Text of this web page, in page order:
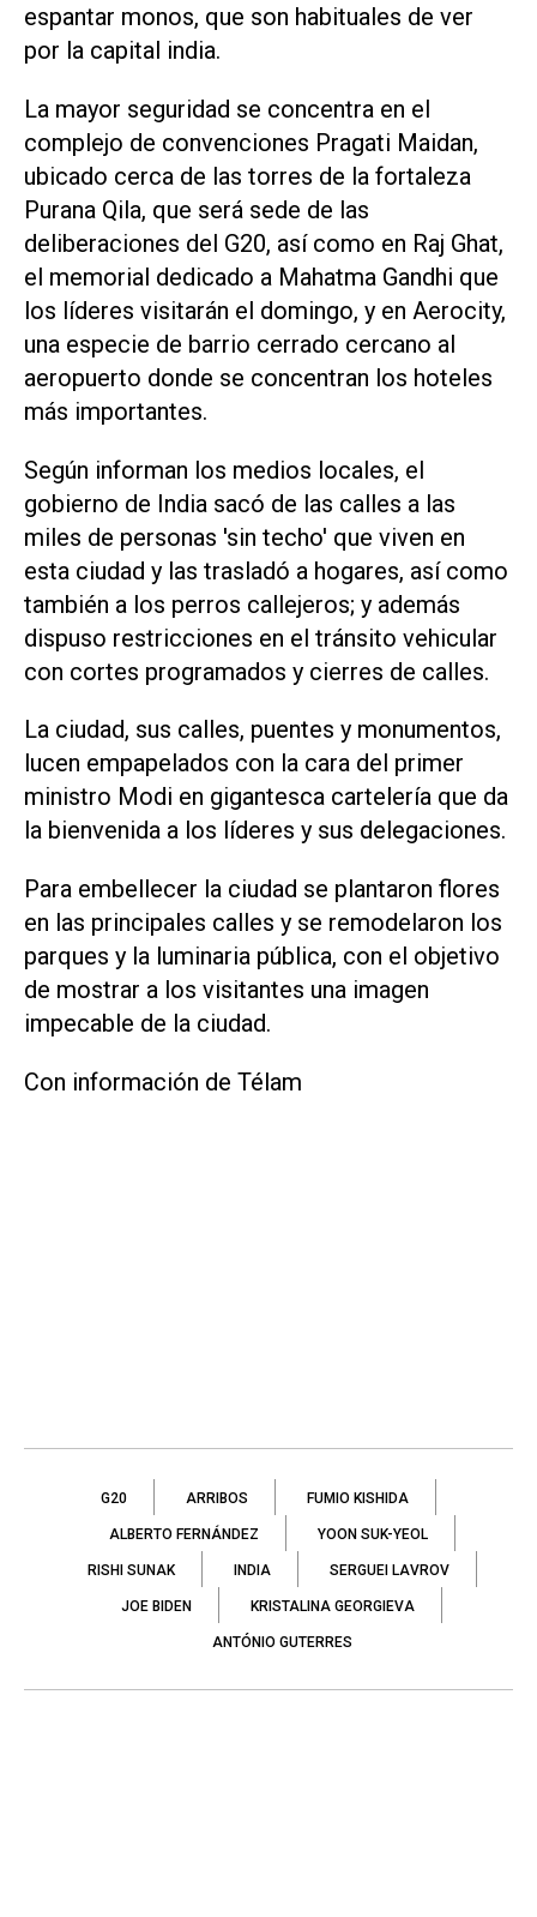
espantar monos, que son habituales de ver
por la capital india.
La mayor seguridad se concentra en el
complejo de convenciones Pragati Maidan,
ubicado cerca de las torres de la fortaleza
Purana Qila, que será sede de las
deliberaciones del G20, así como en Raj Ghat,
el memorial dedicado a Mahatma Gandhi que
los líderes visitarán el domingo, y en Aerocity,
una especie de barrio cerrado cercano al
aeropuerto donde se concentran los hoteles
más importantes.
Según informan los medios locales, el
gobierno de India sacó de las calles a las
miles de personas 'sin techo' que viven en
esta ciudad y las trasladó a hogares, así como
también a los perros callejeros; y además
dispuso restricciones en el tránsito vehicular
con cortes programados y cierres de calles.
La ciudad, sus calles, puentes y monumentos,
lucen empapelados con la cara del primer
ministro Modi en gigantesca cartelería que da
la bienvenida a los líderes y sus delegaciones.
Para embellecer la ciudad se plantaron flores
en las principales calles y se remodelaron los
parques y la luminaria pública, con el objetivo
de mostrar a los visitantes una imagen
impecable de la ciudad.
Con información de Télam
G20 ARRIBOS FUMIO KISHIDA
ALBERTO FERNÁNDEZ YOON SUK-YEOL
RISHI SUNAK INDIA SERGUEI LAVROV
JOE BIDEN KRISTALINA GEORGIEVA
ANTÓNIO GUTERRES